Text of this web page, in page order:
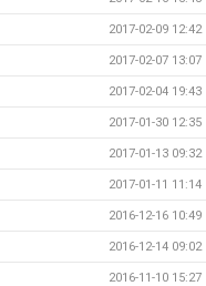
2017-02-09 12:42
2017-02-07 13:07
2017-02-04 19:43
2017-01-30 12:35
2017-01-13 09:32
2017-01-11 11:14
2016-12-16 10:49
2016-12-14 09:02
2016-11-10 15:27